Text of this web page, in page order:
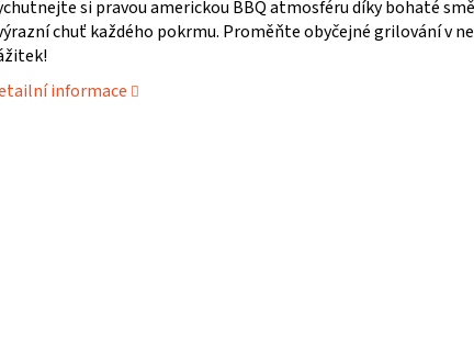
si pravou americkou BBQ atmosféru díky bohaté
chuť každého pokrmu. Proměňte obyčejné grilování v
informace